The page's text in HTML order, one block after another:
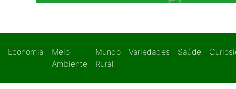
Economia
Meio
Ambiente
Mundo
Rural
Variedades Saúde